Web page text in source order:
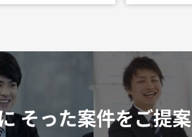
そった案件をご提案